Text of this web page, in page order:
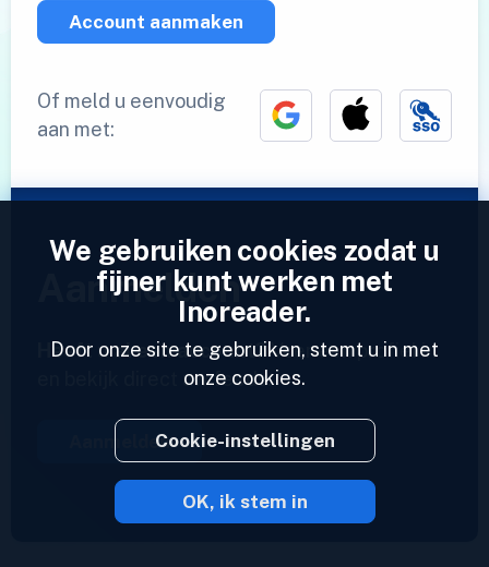
Account aanmaken
Of meld u eenvoudig
aan met:
Aanmelden
Heeft u al een account?Voer een profiel in
en bekijk direct uw feeds.
Aanmelden
2023 © Inoreader
We gebruiken cookies zodat u
fijner kunt werken met
Inoreader.
Door onze site te gebruiken, stemt u in met
onze cookies.
Cookie-instellingen
OK, ik stem in